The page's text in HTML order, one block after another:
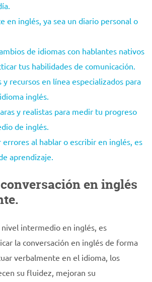
en inglés, ya sea un diario personal o
de idiomas con hablantes nativos
tus habilidades de comunicación.
y recursos en línea especializados para
inglés.
y realistas para medir tu progreso
de inglés.
al hablar o escribir en inglés, es
aprendizaje.
en inglés
nivel intermedio en inglés, es
la conversación en inglés de forma
verbalmente en el idioma, los
su fluidez, mejoran su